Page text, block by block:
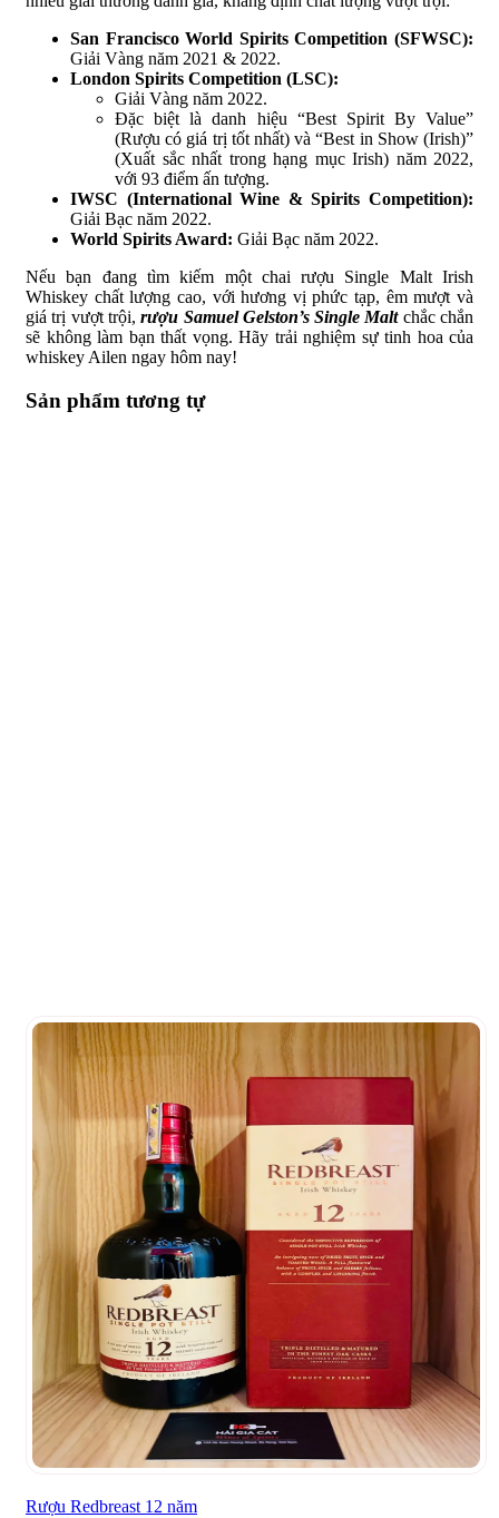
San Francisco World Spirits Competition (SFWSC):
Giải Vàng năm 2021 & 2022.
London Spirits Competition (LSC):
Giải Vàng năm 2022.
Đặc biệt là danh hiệu “Best Spirit By Value”
(Rượu có giá trị tốt nhất) và “Best in Show (Irish)”
(Xuất sắc nhất trong hạng mục Irish) năm 2022,
với 93 điểm ấn tượng.
IWSC (International Wine & Spirits Competition):
Giải Bạc năm 2022.
World Spirits Award: Giải Bạc năm 2022.
Nếu bạn đang tìm kiếm một chai rượu Single Malt Irish
Whiskey chất lượng cao, với hương vị phức tạp, êm mượt và
giá trị vượt trội,rượu Samuel Gelston’s Single Malt chắc chắn
sẽ không làm bạn thất vọng. Hãy trải nghiệm sự tinh hoa của
whiskey Ailen ngay hôm nay!
Sản phẩm tương tự
Rượu Redbreast 12 năm